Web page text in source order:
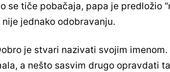
se tiče pobačaja, papa je predložio
nije jednako odobravanju.
je stvari nazivati ​​svojim
a nešto sasvim drugo opravdati